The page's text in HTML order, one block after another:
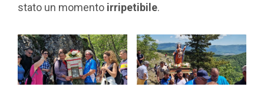
stato un momento irripetibile.